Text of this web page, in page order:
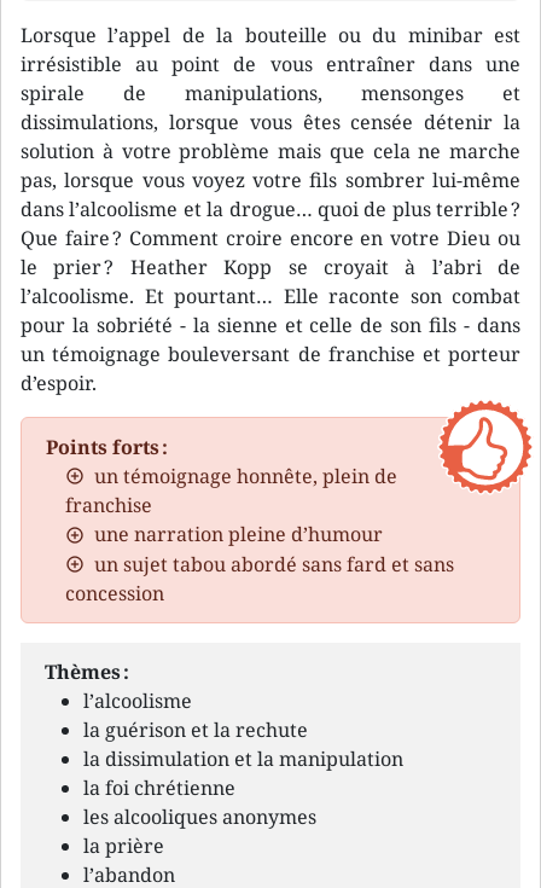
Lorsque l’appel de la bouteille ou du minibar est
irrésistible au point de vous entraîner dans une
spirale de manipulations, mensonges et
dissimulations, lorsque vous êtes censée détenir la
solution à votre problème mais que cela ne marche
pas, lorsque vous voyez votre fils sombrer lui-même
dans l’alcoolisme et la drogue… quoi de plus terrible ?
Que faire ? Comment croire encore en votre Dieu ou
le prier ? Heather Kopp se croyait à l’abri de
l’alcoolisme. Et pourtant… Elle raconte son combat
pour la sobriété - la sienne et celle de son fils - dans
un témoignage bouleversant de franchise et porteur
d’espoir.
Points forts :
un témoignage honnête, plein de
franchise
une narration pleine d’humour
un sujet tabou abordé sans fard et sans
concession
Thèmes :
l’alcoolisme
la guérison et la rechute
la dissimulation et la manipulation
la foi chrétienne
les alcooliques anonymes
la prière
l’abandon